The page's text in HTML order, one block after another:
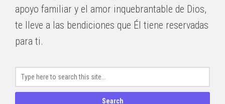
apoyo familiar y el amor inquebrantable de Dios,
te lleve a las bendiciones que Él tiene reservadas
para ti.